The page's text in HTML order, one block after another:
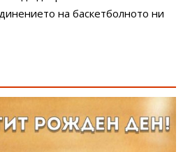
на баскетболното ни